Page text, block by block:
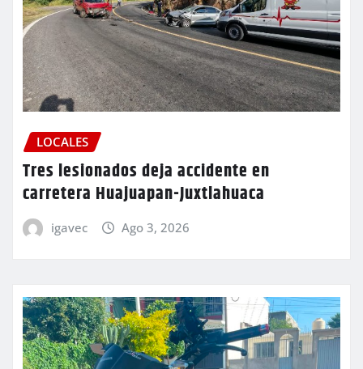
LOCALES
Tres lesionados deja accidente en
carretera Huajuapan-Juxtlahuaca
igavec Ago 3, 2026